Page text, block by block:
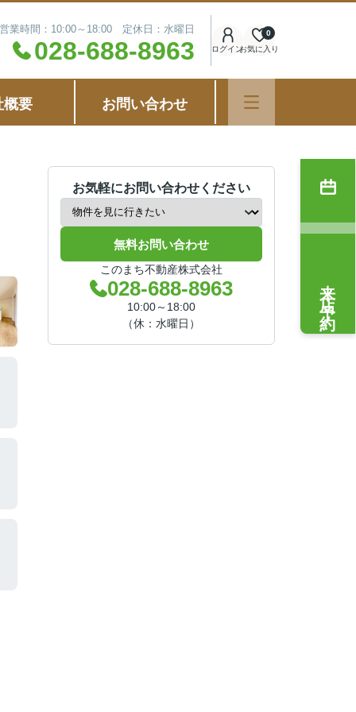
営業時間：10:00～18:00 定休日：水曜日
028-688-8963 ログインお気に入り
0
概要 お問い合わせ
お気軽にお問い合わせください
無料お問い合わせ
このまち不動産株式会社
028-688-8963
10:00～18:00
（休：水曜日）
来店予約